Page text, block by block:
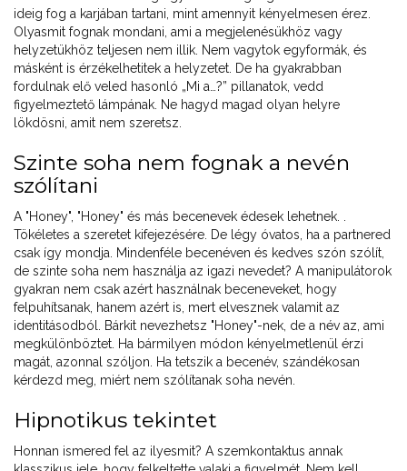
ideig fog a karjában tartani, mint amennyit kényelmesen érez.
Olyasmit fognak mondani, ami a megjelenésükhöz vagy
helyzetükhöz teljesen nem illik. Nem vagytok egyformák, és
másként is érzékelhetitek a helyzetet. De ha gyakrabban
fordulnak elő veled hasonló „Mi a…?” pillanatok, vedd
figyelmeztető lámpának. Ne hagyd magad olyan helyre
lökdösni, amit nem szeretsz.
Szinte soha nem fognak a nevén
szólítani
A "Honey", "Honey" és más becenevek édesek lehetnek. .
Tökéletes a szeretet kifejezésére. De légy óvatos, ha a partnered
csak így mondja. Mindenféle becenéven és kedves szón szólít,
de szinte soha nem használja az igazi nevedet? A manipulátorok
gyakran nem csak azért használnak beceneveket, hogy
felpuhítsanak, hanem azért is, mert elvesznek valamit az
identitásodból. Bárkit nevezhetsz "Honey"-nek, de a név az, ami
megkülönböztet. Ha bármilyen módon kényelmetlenül érzi
magát, azonnal szóljon. Ha tetszik a becenév, szándékosan
kérdezd meg, miért nem szólítanak soha nevén.
Hipnotikus tekintet
Honnan ismered fel az ilyesmit? A szemkontaktus annak